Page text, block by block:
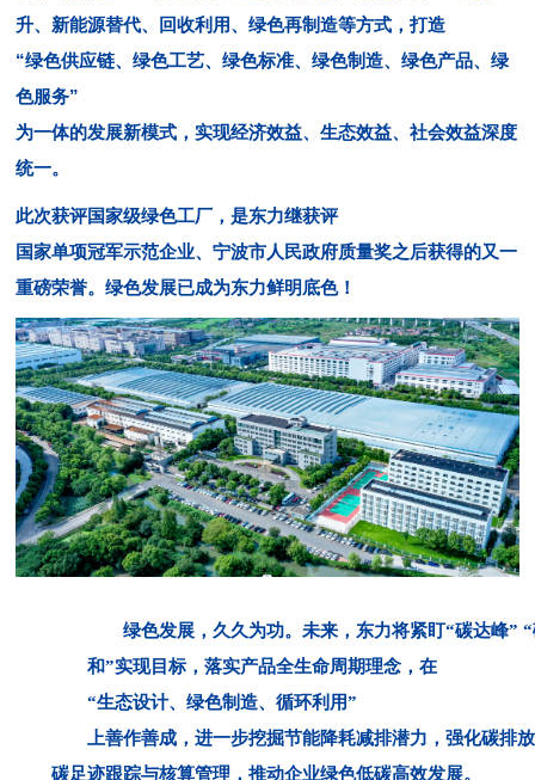
升、新能源替代、回收利用、绿色再制造等方式，打造
“绿色供应链、绿色工艺、绿色标准、绿色制造、绿色产品、绿
色服务”
为一体的发展新模式，实现经济效益、生态效益、社会效益深度
统一。
此次获评国家级绿色工厂，是东力继获评
国家单项冠军示范企业、宁波市人民政府质量奖之后获得的又一
重磅荣誉。绿色发展已成为东力鲜明底色！
绿色发展，久久为功。未来，东力将紧盯“碳达峰”
和”实现目标，落实产品全生命周期理念，在
“生态设计、绿色制造、循环利用”
上善作善成，进一步挖掘节能降耗减排潜力，强化碳排
碳足迹跟踪与核算管理，推动企业绿色低碳高效发展。